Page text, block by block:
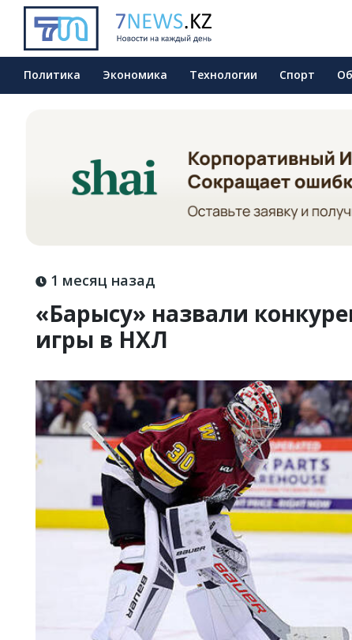
Политика Экономика Технологии Спорт
1 месяц назад
«Барысу» назвали
игры в НХЛ